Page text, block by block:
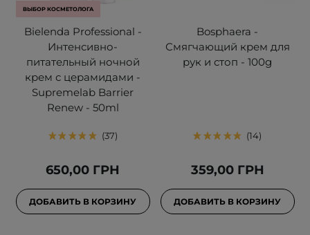
ВЫБОР КОСМЕТОЛОГА
Bielenda Professional -
Интенсивно-
питательный ночной
крем с церамидами -
Supremelab Barrier
Renew - 50ml
37
650,00 ГРН
ДОБАВИТЬ В КОРЗИНУ
Bosphaera -
Смягчающий крем для
рук и стоп - 100g
14
359,00 ГРН
ДОБАВИТЬ В КОРЗИНУ